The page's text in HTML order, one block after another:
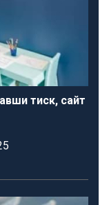
тиск, сайт